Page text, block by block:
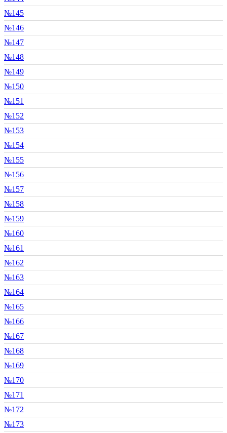
№145
№146
№147
№148
№149
№150
№151
№152
№153
№154
№155
№156
№157
№158
№159
№160
№161
№162
№163
№164
№165
№166
№167
№168
№169
№170
№171
№172
№173